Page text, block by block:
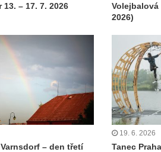
– 17. 7. 2026
2026)
– den třetí
19. 6. 2026
Tanec